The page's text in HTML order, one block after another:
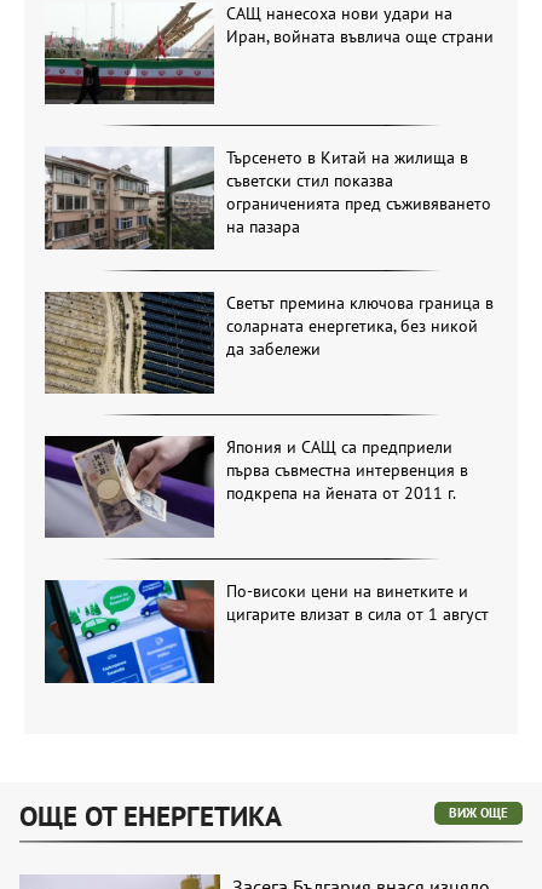
САЩ нанесоха нови удари на
Иран, войната въвлича още страни
Търсенето в Китай на жилища в
съветски стил показва
ограниченията пред съживяването
на пазара
Светът премина ключова граница в
соларната енергетика, без никой
да забележи
Япония и САЩ са предприели
първа съвместна интервенция в
подкрепа на йената от 2011 г.
По-високи цени на винетките и
цигарите влизат в сила от 1 август
ОЩЕ ОТ ЕНЕРГЕТИКА ВИЖ ОЩЕ